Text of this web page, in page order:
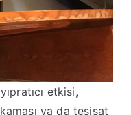
etkisi,
ya da tesisat